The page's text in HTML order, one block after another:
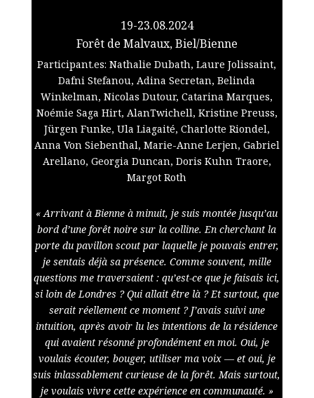
19-23.08.2024
Forêt de Malvaux, Biel/Bienne
Participant.es:Nathalie Dubath,Laure Jolissaint,
Dafni Stefanou, Adina Secretan, Belinda
Winkelman, Nicolas Dutour, Catarina Marques,
Noémie Saga Hirt, AlanTwichell, Kristine Preuss,
Jürgen Funke, Ula Liagaité, Charlotte Riondel,
Anna Von Siebenthal, Marie-Anne Lerjen, Gabriel
Arellano, Georgia Duncan, Doris Kuhn Traore,
Margot Roth
« Arrivant à Bienne à minuit, je suis montée jusqu’au
bord d’une forêt noire sur la colline. En cherchant la
porte du pavillon scout par laquelle je pouvais entrer,
je sentais déjà sa présence. Comme souvent, mille
questions me traversaient : qu’est-ce que je faisais ici,
si loin de Londres ? Qui allait être là ? Et surtout, que
serait réellement ce moment ? J’avais suivi une
intuition, après avoir lu les intentions de la résidence
qui avaient résonné profondément en moi. Oui, je
voulais écouter, bouger, utiliser ma voix — et oui, je
suis inlassablement curieuse de la forêt. Mais surtout,
je voulais vivre cette expérience en communauté. »